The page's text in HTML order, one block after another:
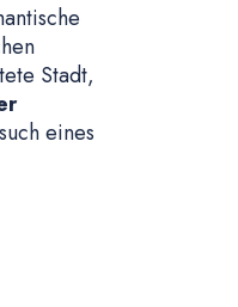
Stadt,
eines